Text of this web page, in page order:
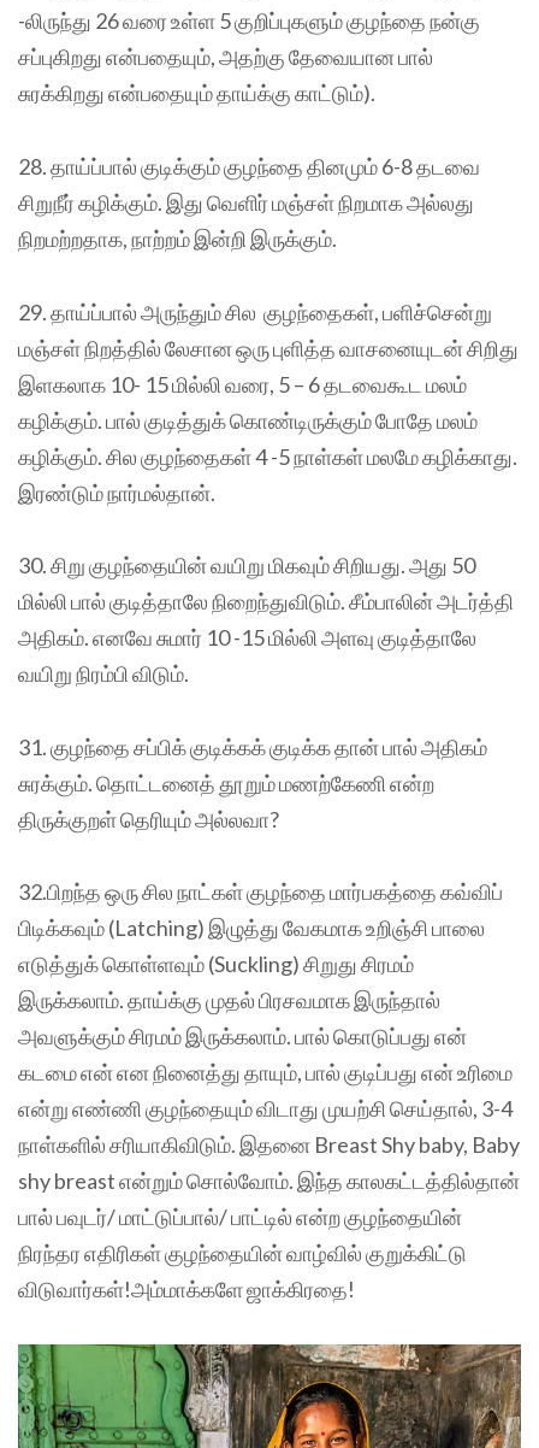
-லிருந்து 26 வரை உள்ள 5 குறிப்புகளும் குழந்தை நன்கு
சப்புகிறது என்பதையும், அதற்கு தேவையான பால்
சுரக்கிறது என்பதையும் தாய்க்கு காட்டும்).
28. தாய்ப்பால் குடிக்கும் குழந்தை தினமும் 6-8 தடவை
சிறுநீர் கழிக்கும். இது வெளிர் மஞ்சள் நிறமாக அல்லது
நிறமற்றதாக, நாற்றம் இன்றி இருக்கும்.
29. தாய்ப்பால் அருந்தும் சில குழந்தைகள், பளிச்சென்று
மஞ்சள் நிறத்தில் லேசான ஒரு புளித்த வாசனையுடன் சிறிது
இளகலாக 10- 15 மில்லி வரை, 5 – 6 தடவைகூட மலம்
கழிக்கும். பால் குடித்துக் கொண்டிருக்கும் போதே மலம்
கழிக்கும். சில குழந்தைகள் 4 -5 நாள்கள் மலமே கழிக்காது.
இரண்டும் நார்மல்தான்.
30. சிறு குழந்தையின் வயிறு மிகவும் சிறியது. அது 50
மில்லி பால் குடித்தாலே நிறைந்துவிடும். சீம்பாலின் அடர்த்தி
அதிகம். எனவே சுமார் 10 -15 மில்லி அளவு குடித்தாலே
வயிறு நிரம்பி விடும்.
31. குழந்தை சப்பிக் குடிக்கக் குடிக்க தான் பால் அதிகம்
சுரக்கும். தொட்டனைத் தூறும் மணற்கேணி என்ற
திருக்குறள் தெரியும் அல்லவா?
32.பிறந்த ஒரு சில நாட்கள் குழந்தை மார்பகத்தை கவ்விப்
பிடிக்கவும் (Latching) இழுத்து வேகமாக உறிஞ்சி பாலை
எடுத்துக் கொள்ளவும் (Suckling) சிறுது சிரமம்
இருக்கலாம். தாய்க்கு முதல் பிரசவமாக இருந்தால்
அவளுக்கும் சிரமம் இருக்கலாம். பால் கொடுப்பது என்
கடமை என் என நினைத்து தாயும், பால் குடிப்பது என் உரிமை
என்று எண்ணி குழந்தையும் விடாது முயற்சி செய்தால், 3-4
நாள்களில் சரியாகிவிடும். இதனை Breast Shy baby, Baby
shy breast என்றும் சொல்வோம். இந்த காலகட்டத்தில்தான்
பால் பவுடர்/ மாட்டுப்பால்/ பாட்டில் என்ற குழந்தையின்
நிரந்தர எதிரிகள் குழந்தையின் வாழ்வில் குறுக்கிட்டு
விடுவார்கள்!அம்மாக்களே ஜாக்கிரதை!